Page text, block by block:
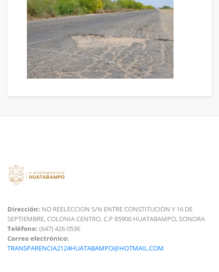
Dirección: NO REELECCION S/N ENTRE CONSTITUCION Y 16 DE
SEPTIEMBRE, COLONIA CENTRO, C.P 85900 HUATABAMPO, SONORA
Teléfono: (647) 426 0536
Correo electrónico:
TRANSPARENCIA2124HUATABAMPO@HOTMAIL.COM